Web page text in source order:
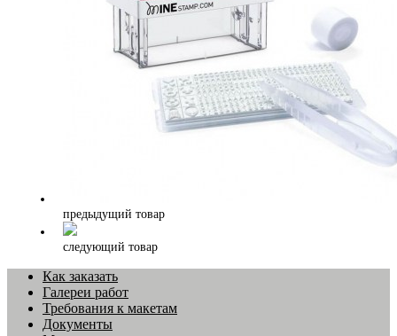
предыдущий товар
следующий товар
Как заказать
Галереи работ
Требования к макетам
Документы